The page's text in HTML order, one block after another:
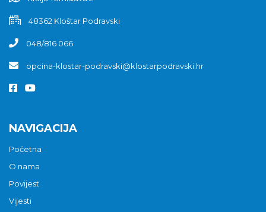
48362 Kloštar Podravski
048/816 066
opcina-klostar-podravski@klostarpodravski.hr
NAVIGACIJA
Početna
O nama
Povijest
Vijesti